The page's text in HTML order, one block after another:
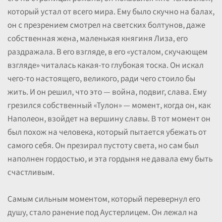
который устал от всего мира. Ему было скучно на балах,
он с презрением смотрел на светских болтунов, даже
собственная жена, маленькая княгиня Лиза, его
раздражала. В его взгляде, в его «усталом, скучающем
взгляде» читалась какая-то глубокая тоска. Он искал
чего-то настоящего, великого, ради чего стоило бы
жить. И он решил, что это — война, подвиг, слава. Ему
грезился собственный «Тулон» — момент, когда он, как
Наполеон, взойдет на вершину славы. В тот момент он
был похож на человека, который пытается убежать от
самого себя. Он презирал пустоту света, но сам был
наполнен гордостью, и эта гордыня не давала ему быть
счастливым.
Самым сильным моментом, который перевернул его
душу, стало ранение под Аустерлицем. Он лежал на